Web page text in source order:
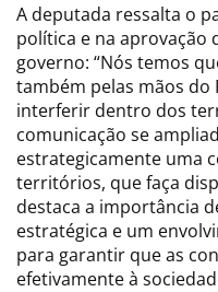
A deputada ressalta o
política e na aprovação
governo: “Nós temos
também pelas mãos do
interferir dentro dos
comunicação se
estrategicamente uma
territórios, que faça
destaca a importância
estratégica e um
para garantir que as
efetivamente à